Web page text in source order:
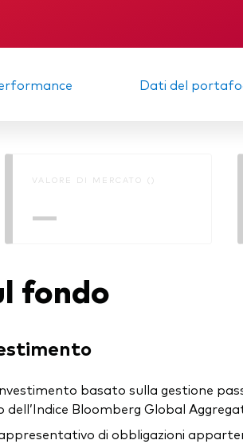
Mercato monetario Dati del
VALORE DI MERCATO ()
—
fondo
basato sulla gestione
Bloomberg Global
di obbligazioni